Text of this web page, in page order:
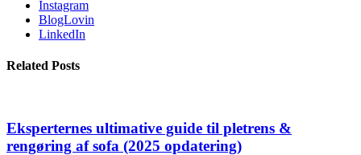
Instagram
BlogLovin
LinkedIn
Related Posts
Eksperternes ultimative guide til pletrens &
rengøring af sofa (2025 opdatering)